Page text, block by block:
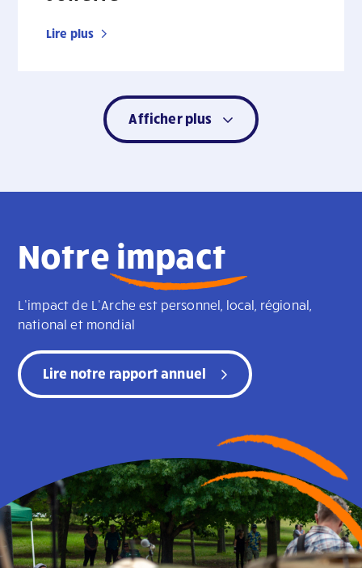
Lire plus
Afficher plus
Notre impact
L’impact de L’Arche est personnel, local, régional,
national et mondial
Lire notre rapport annuel